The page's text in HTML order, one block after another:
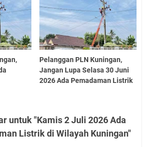
Pelanggan PLN Kuningan,
Jangan Lupa Selasa 30 Juni
2026 Ada Pemadaman Listrik
untuk "Kamis 2 Juli 2026 Ada
Listrik di Wilayah Kuningan"